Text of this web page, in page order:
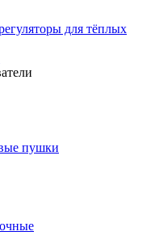
для тёплых
пушки